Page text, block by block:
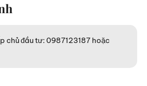
chủ đầu tư: 0987123187 hoặc